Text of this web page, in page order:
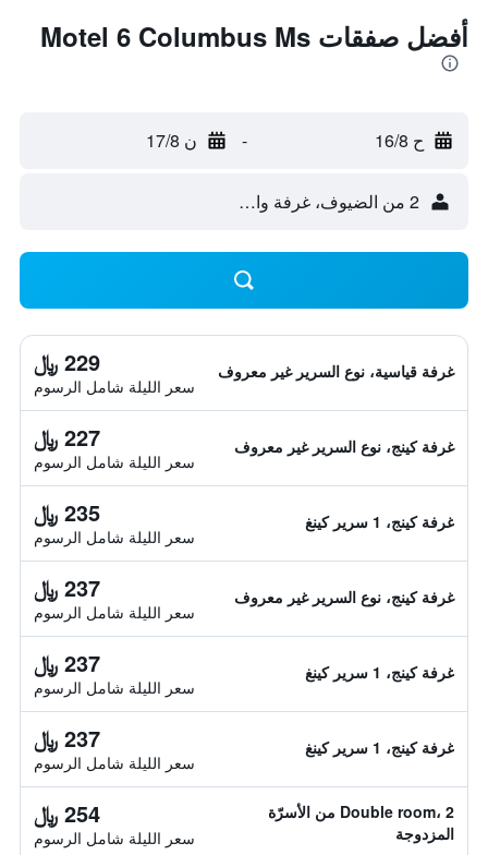
أفضل صفقات Motel 6 Columbus Ms
ح 16/8 - ن 17/8
2 من الضيوف، غرفة واحدة
غرفة قياسية، نوع السرير غير معروف 229 ﷼
سعر الليلة شامل الرسوم
غرفة كينج، نوع السرير غير معروف 227 ﷼
سعر الليلة شامل الرسوم
غرفة كينج، 1 سرير كينغ 235 ﷼
سعر الليلة شامل الرسوم
غرفة كينج، نوع السرير غير معروف 237 ﷼
سعر الليلة شامل الرسوم
غرفة كينج، 1 سرير كينغ 237 ﷼
سعر الليلة شامل الرسوم
غرفة كينج، 1 سرير كينغ 237 ﷼
سعر الليلة شامل الرسوم
Double room، 2 من الأسرّة
المزدوجة
254 ﷼
سعر الليلة شامل الرسوم